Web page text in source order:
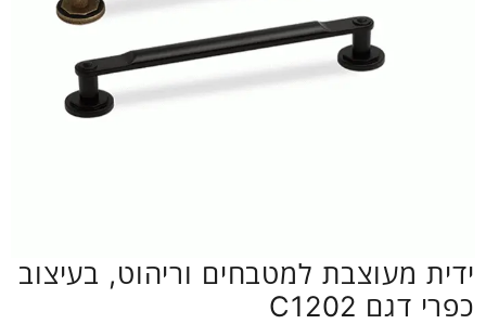
ידית מעוצבת למטבחים וריהוט, בעיצוב
כפרי דגם C1202